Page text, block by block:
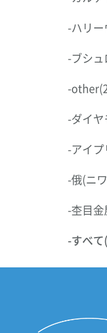
-ハリー
-ブシュ
-other
-ダイヤ
-アイプ
-俄(ニ
-杢目金
-すべて